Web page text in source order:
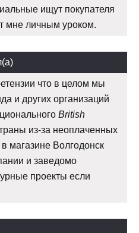
ищут покупателя
мне личным уроком.
что в целом мы
и других организаций
British
из-за неоплаченных
магазине Волгодонск
и заведомо
проекты если